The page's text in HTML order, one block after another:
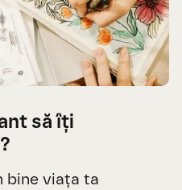
să îți
bine viața ta